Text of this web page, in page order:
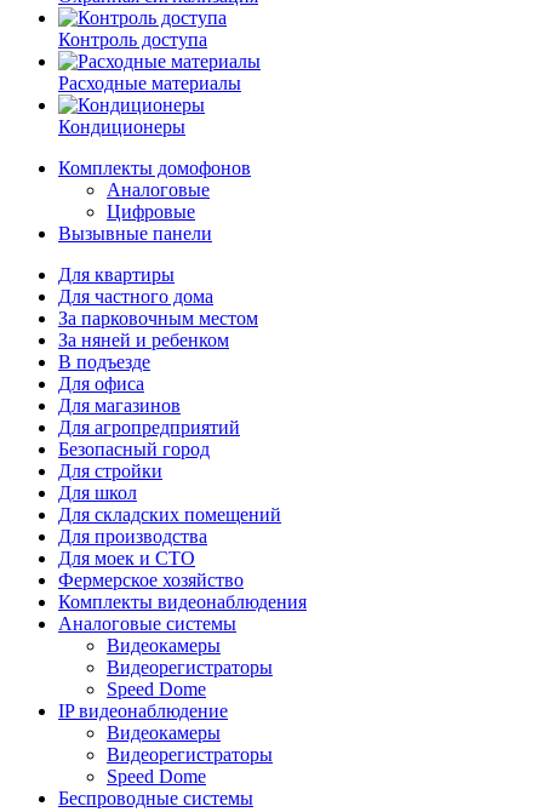
Контроль доступа
Расходные материалы
Кондиционеры
Комплекты домофонов
Аналоговые
Цифровые
Вызывные панели
Для квартиры
Для частного дома
За парковочным местом
За няней и ребенком
В подъезде
Для офиса
Для магазинов
Для агропредприятий
Безопасный город
Для стройки
Для школ
Для складских помещений
Для производства
Для моек и СТО
Фермерское хозяйство
Комплекты видеонаблюдения
Аналоговые системы
Видеокамеры
Видеорегистраторы
Speed Dome
IP видеонаблюдение
Видеокамеры
Видеорегистраторы
Speed Dome
Беспроводные системы